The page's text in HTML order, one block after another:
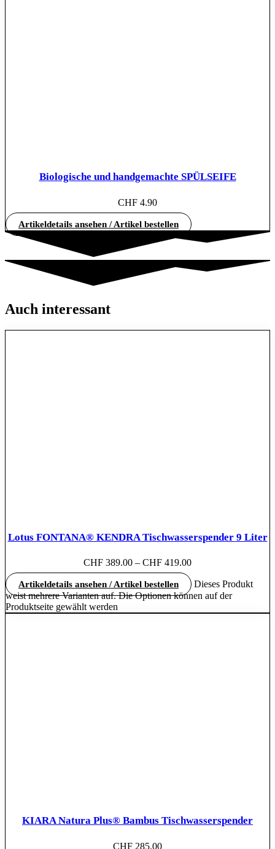
Biologische und handgemachte SPÜLSEIFE
CHF 4.90
Artikeldetails ansehen / Artikel bestellen
Auch interessant
Lotus FONTANA® KENDRA Tischwasserspender 9 Liter
CHF 389.00 – CHF 419.00
Artikeldetails ansehen / Artikel bestellen
Dieses Produkt
weist mehrere Varianten auf. Die Optionen können auf der
Produktseite gewählt werden
KIARA Natura Plus® Bambus Tischwasserspender
CHF 285.00